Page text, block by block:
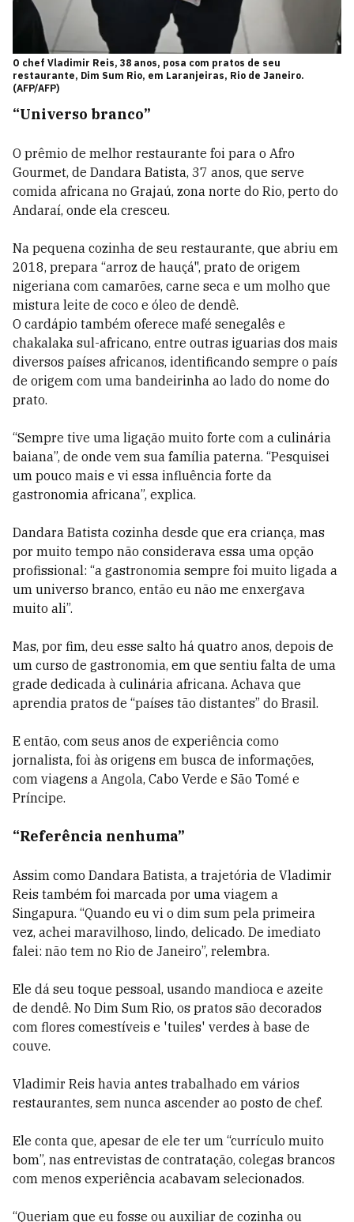
O chef Vladimir Reis, 38 anos, posa com pratos de seu
restaurante, Dim Sum Rio, em Laranjeiras, Rio de Janeiro.
(AFP/AFP)
“Universo branco”
O prêmio de melhor restaurante foi para o Afro
Gourmet, de Dandara Batista, 37 anos, que serve
comida africana no Grajaú, zona norte do Rio, perto do
Andaraí, onde ela cresceu.
Na pequena cozinha de seu restaurante, que abriu em
2018, prepara “arroz de hauçá", prato de origem
nigeriana com camarões, carne seca e um molho que
mistura leite de coco e óleo de dendê.
O cardápio também oferece mafé senegalês e
chakalaka sul-africano, entre outras iguarias dos mais
diversos países africanos, identificando sempre o país
de origem com uma bandeirinha ao lado do nome do
prato.
“Sempre tive uma ligação muito forte com a culinária
baiana”, de onde vem sua família paterna. “Pesquisei
um pouco mais e vi essa influência forte da
gastronomia africana”, explica.
Dandara Batista cozinha desde que era criança, mas
por muito tempo não considerava essa uma opção
profissional: “a gastronomia sempre foi muito ligada a
um universo branco, então eu não me enxergava
muito ali”.
Mas, por fim, deu esse salto há quatro anos, depois de
um curso de gastronomia, em que sentiu falta de uma
grade dedicada à culinária africana. Achava que
aprendia pratos de “países tão distantes” do Brasil.
E então, com seus anos de experiência como
jornalista, foi às origens em busca de informações,
com viagens a Angola, Cabo Verde e São Tomé e
Príncipe.
“Referência nenhuma”
Assim como Dandara Batista, a trajetória de Vladimir
Reis também foi marcada por uma viagem a
Singapura. “Quando eu vi o dim sum pela primeira
vez, achei maravilhoso, lindo, delicado. De imediato
falei: não tem no Rio de Janeiro”, relembra.
Ele dá seu toque pessoal, usando mandioca e azeite
de dendê. No Dim Sum Rio, os pratos são decorados
com flores comestíveis e 'tuiles' verdes à base de
couve.
Vladimir Reis havia antes trabalhado em vários
restaurantes, sem nunca ascender ao posto de chef.
Ele conta que, apesar de ele ter um “currículo muito
bom”, nas entrevistas de contratação, colegas brancos
com menos experiência acabavam selecionados.
“Queriam que eu fosse ou auxiliar de cozinha ou